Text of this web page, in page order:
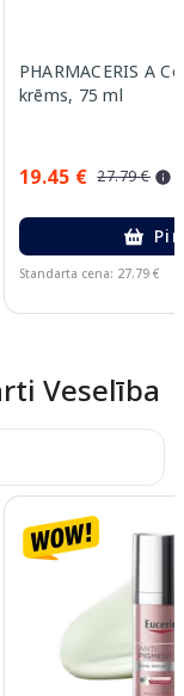
PHARMACERIS A
krēms, 75 ml
19.45 € 27.79 €
Standarta cena: 27.79 €
Veselība